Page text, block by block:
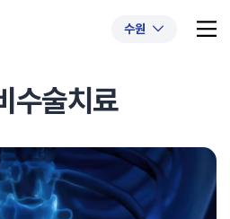
수원
#척추압박골절
증 #허리디스크 #목디스크
수술치료